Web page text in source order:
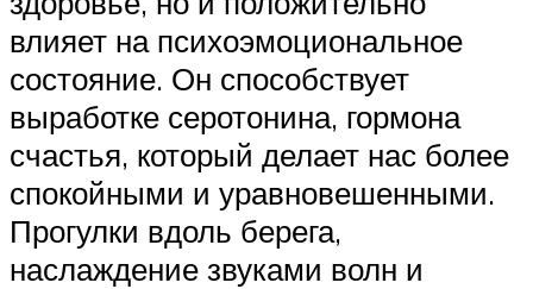
влияет на психоэмоциональное
состояние. Он способствует
выработке серотонина, гормона
счастья, который делает нас более
спокойными и уравновешенными.
Прогулки вдоль берега,
наслаждение звуками волн и